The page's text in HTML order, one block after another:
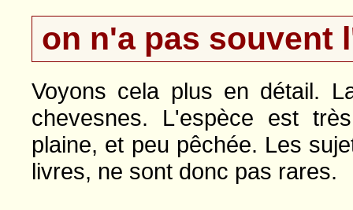
on n'a pas souvent
Voyons cela plus en détail.
chevesnes. L'espèce est
plaine, et peu pêchée. Les
livres, ne sont donc pas rares.